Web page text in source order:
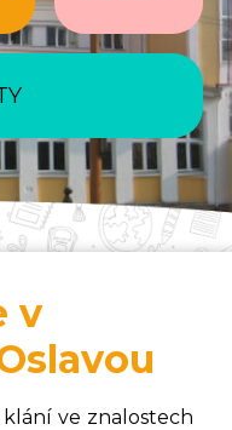
v
ve znalostech